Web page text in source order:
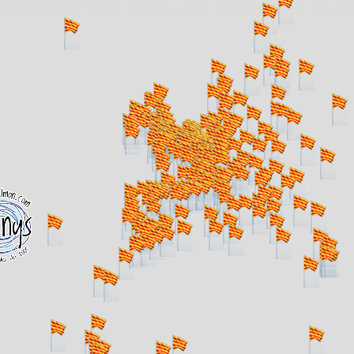
484 webs... un moment si us